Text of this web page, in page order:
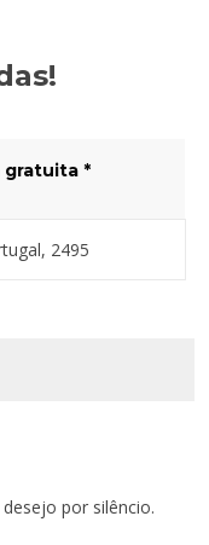
gratuita *
2495
por silêncio.